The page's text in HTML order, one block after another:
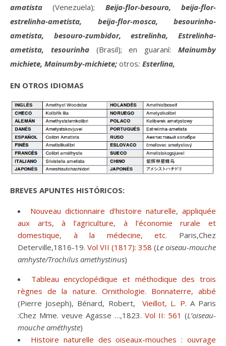
amatista(Venezuela); Beija-flor-besouro, beija-flor-
estrelinha-ametista, beija-flor-mosca, besourinho-
ametista, besouro-zumbidor, estrelinha, Estrelinha-
ametista, tesourinha(Brasil); en guaraní: Mainumby
michiete, Mainumby-michiete; otros: Esterlina,
EN OTROS IDIOMAS
BREVES APUNTES HISTÓRICOS:
Nouveau dictionnaire d’histoire naturelle, appliquée
aux arts, à l’agriculture, à l’économie rurale et
domestique, à la médecine, etc. Paris,Chez
Deterville,1816-19. Vol VII (1817): 358 (Le oiseau-mouche
amhyste/Trochilus amethystinus)
Tableau encyclopédique et méthodique des trois
règnes de la nature. Ornithologie. Bonnaterre, abbé
(Pierre Joseph), Bénard, Robert,Vieillot, L. P. A Paris
:Chez Mme. veuve Agasse …,1823. Vol II: 561 (L’oiseau-
mouche améthyste)
Histoire naturelle des oiseaux-mouches : ouvrage